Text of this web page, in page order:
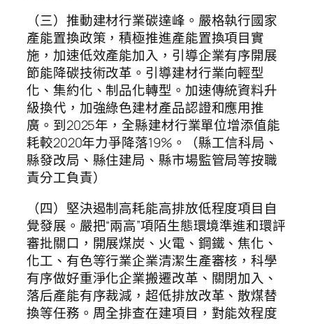
（三）推動建材行業碳達峰。嚴格執行國家
產能置換政策，積極推進產能置換項目實
施，加速低效產能加入，引導企業有序開展
節能降碳技術改革。引導建材行業向輕型
化、集約化、制品化轉型。加速傳統資料升
級換代，加強綠色建材產品認證和應用推
廣。到2025年，全縣建材行業單位增添值能
耗較2020年力爭降落19%。（縣工信科局、
縣發改局、縣住建局、縣市場監管局等按職
責分工負責）
（四）堅決遏制高耗能高排放低程度項目自
覺發展。嚴把“兩高”項陌生態環境準進和環評
審批關口，開展煤炭、火電、鋼鐵、焦化、
化工、有色等行業企業清潔生產審核，科學
有序做好重淨化企業搬遷改革、關閉加入、
落后產能有序裁減，超低排放改革、散煤替
換等任務。周全排查在建項目，對能效程度